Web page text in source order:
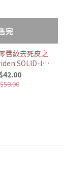
完
唇紋去死皮之
SOLID-IN
Essence 神
素唇部精華